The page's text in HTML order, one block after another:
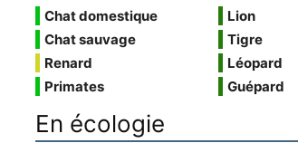
Chat domestique
Chat sauvage
Renard
Primates
Lion
Tigre
Léopard
Guépard
En écologie